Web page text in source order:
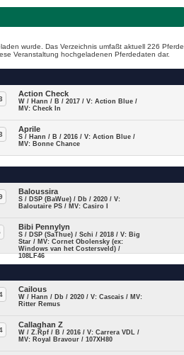
wurde. Das Verzeichnis umfaßt aktuell 226 Pferde.
Veranstaltung hochgeladenen Pferdedaten dar.
Action Check
W / Hann / B / 2017 / V: Action Blue /
MV: Check In
Aprile
S / Hann / B / 2016 / V: Action Blue /
MV: Bonne Chance
Baloussira
S / DSP (BaWue) / Db / 2020 / V:
Baloutaire PS / MV: Casiro I
Bibi Pennylyn
S / DSP (SaThue) / Schi / 2018 / V: Big
Star / MV: Cornet Obolensky (ex:
Windows van het Costersveld) /
108LF46
Cailous
W / Hann / Db / 2020 / V: Cascais / MV:
Ritter Remus
Callaghan Z
W / Z.Rpf / B / 2016 / V: Carrera VDL /
MV: Royal Bravour / 107XH80